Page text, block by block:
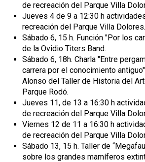
de recreación del Parque Villa
Jueves 4 de 9 a 12:30 h
recreación del Parque Villa Dolores.
Sábado 6, 15 h. Función "Por los
de la Ovidio Titers Band.
Sábado 6, 18h. Charla "Entre
carrera por el conocimiento
Alonso del Taller de Historia del
Parque Rodó.
Jueves 11, de 13 a 16:30 h
de recreación del Parque Villa
Viernes 12 de 11 a 16:30 h
de recreación del Parque Villa
Sábado 13, 15 h. Taller de
sobre los grandes mamíferos